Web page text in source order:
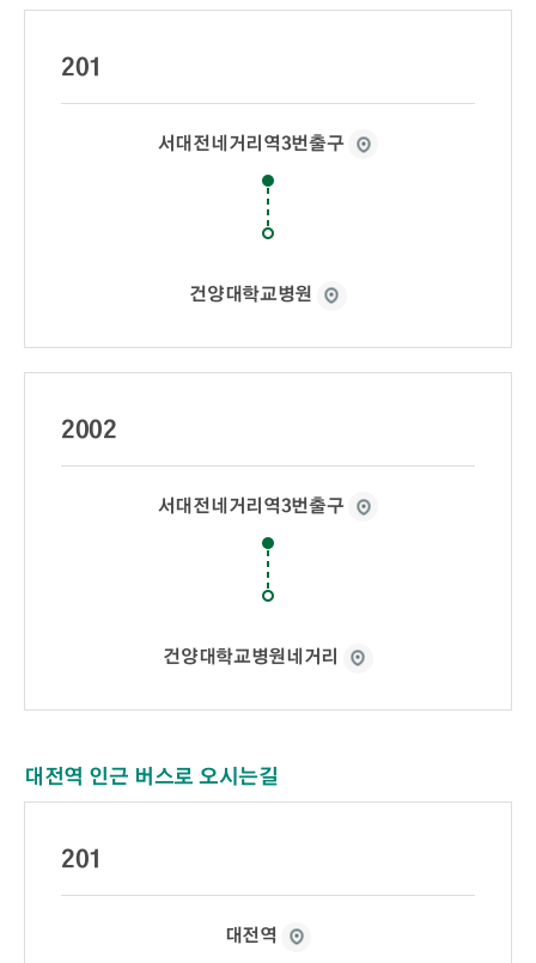
201
서대전네거리역3번출구
건양대학교병원
2002
서대전네거리역3번출구
건양대학교병원네거리
대전역 인근 버스로 오시는길
201
대전역